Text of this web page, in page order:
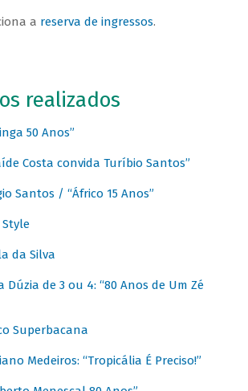
a reserva de ingressos.
realizados
50 Anos”
Costa convida Turíbio Santos”
Santos / “Áfrico 15 Anos”
Style
da Silva
Dúzia de 3 ou 4: “80 Anos de Um Zé
Superbacana
Medeiros: “Tropicália É Preciso!”